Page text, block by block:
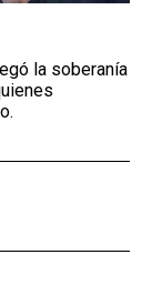
la soberanía